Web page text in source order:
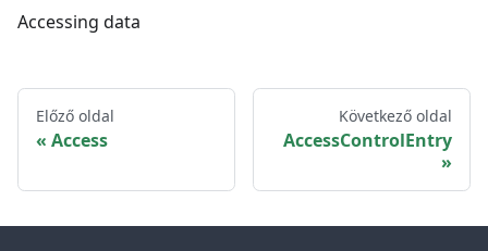
Accessing data
Előző oldal
Access
Következő oldal
AccessControlEntry